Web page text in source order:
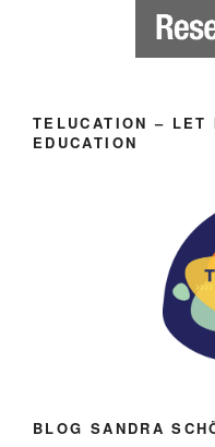
TELUCATION – LET
EDUCATION
BLOG SANDRA